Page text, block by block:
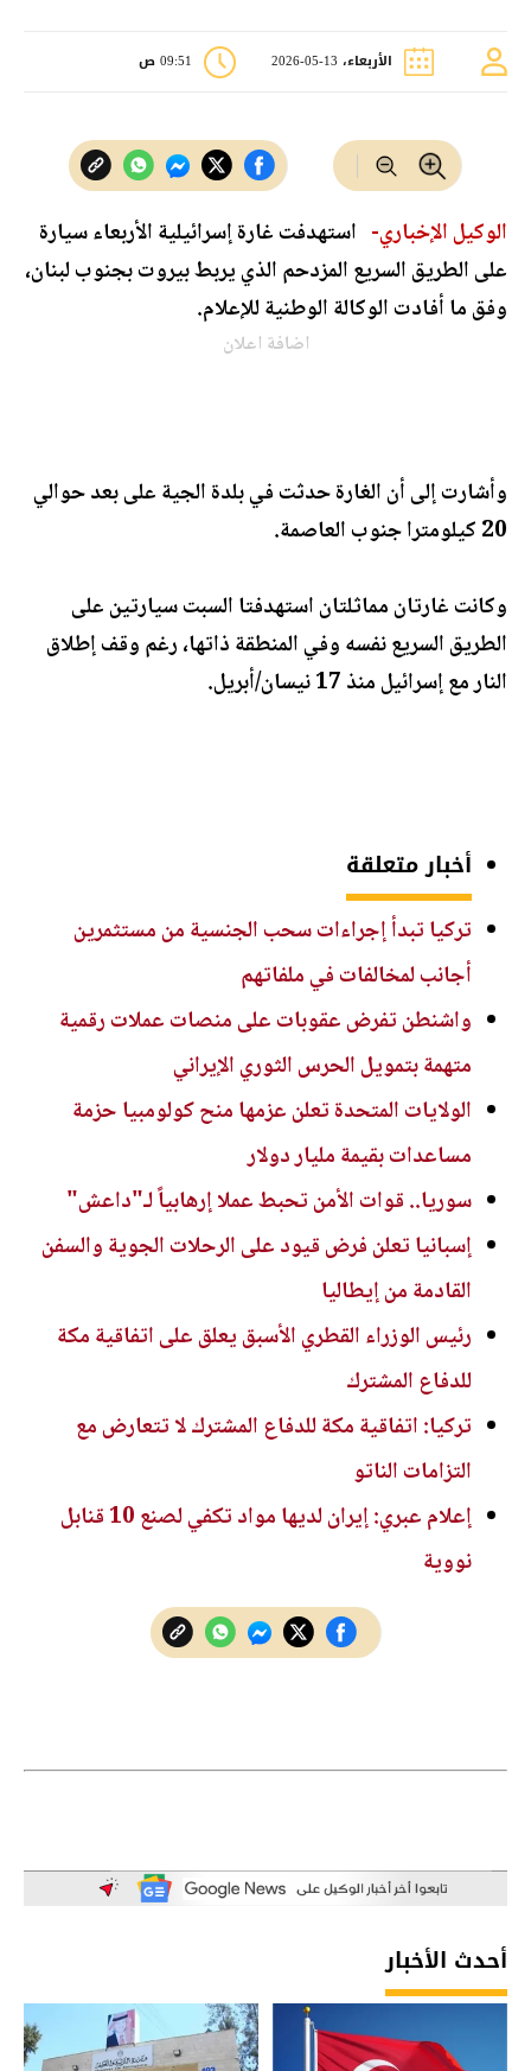
الأربعاء، 13-05-2026 09:51 ص
الوكيل الإخباري- استهدفت غارة إسرائيلية الأربعاء سيارة
على الطريق السريع المزدحم الذي يربط بيروت بجنوب لبنان،
وفق ما أفادت الوكالة الوطنية للإعلام.
اضافة اعلان
وأشارت إلى أن الغارة حدثت في بلدة الجية على بعد حوالي
20 كيلومترا جنوب العاصمة.
وكانت غارتان مماثلتان استهدفتا السبت سيارتين على
الطريق السريع نفسه وفي المنطقة ذاتها، رغم وقف إطلاق
النار مع إسرائيل منذ 17 نيسان/أبريل.
أخبار متعلقة
تركيا تبدأ إجراءات سحب الجنسية من مستثمرين
أجانب لمخالفات في ملفاتهم
واشنطن تفرض عقوبات على منصات عملات رقمية
متهمة بتمويل الحرس الثوري الإيراني
الولايات المتحدة تعلن عزمها منح كولومبيا حزمة
مساعدات بقيمة مليار دولار
سوريا.. قوات الأمن تحبط عملا إرهابياً لـ"داعش"
إسبانيا تعلن فرض قيود على الرحلات الجوية والسفن
القادمة من إيطاليا
رئيس الوزراء القطري الأسبق يعلق على اتفاقية مكة
للدفاع المشترك
تركيا: اتفاقية مكة للدفاع المشترك لا تتعارض مع
التزامات الناتو
إعلام عبري: إيران لديها مواد تكفي لصنع 10 قنابل
نووية
أحدث الأخبار